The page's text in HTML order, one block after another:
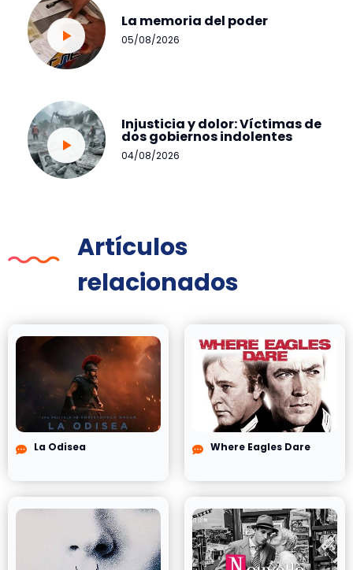
La memoria del poder
05/08/2026
Injusticia y dolor: Víctimas de
dos gobiernos indolentes
04/08/2026
Artículos
relacionados
La Odisea Where Eagles Dare